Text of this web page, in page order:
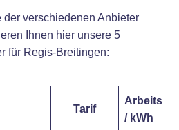
verschiedenen Anbieter
Ihnen hier unsere 5
für Regis-Breitingen:
Tarif
/ kWh